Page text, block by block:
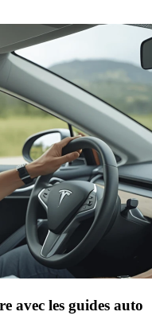
avec les guides auto